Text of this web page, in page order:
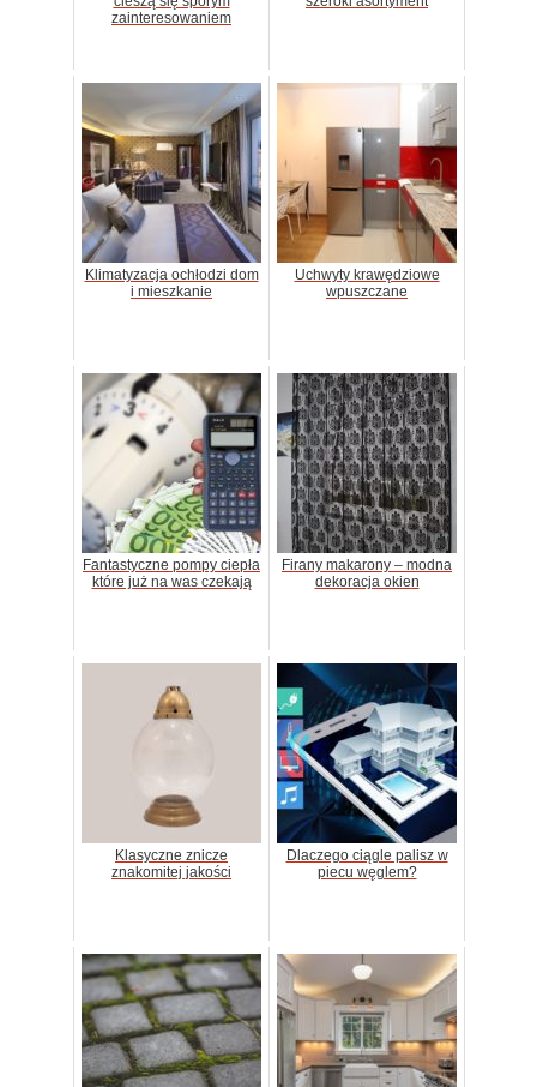
zainteresowaniem
Klimatyzacja ochłodzi dom
i mieszkanie
Uchwyty krawędziowe
wpuszczane
Fantastyczne pompy ciepła
które już na was czekają
Firany makarony – modna
dekoracja okien
Klasyczne znicze
znakomitej jakości
Dlaczego ciągle palisz w
piecu węglem?